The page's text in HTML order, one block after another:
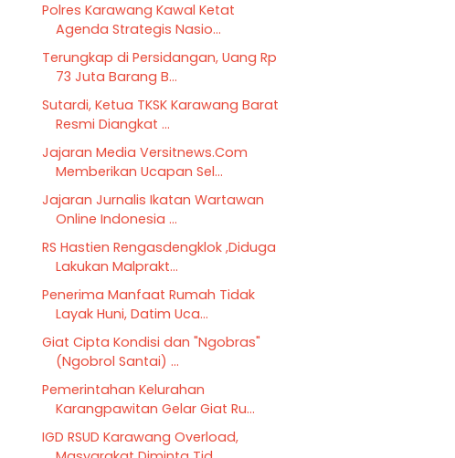
Polres Karawang Kawal Ketat
Agenda Strategis Nasio...
Terungkap di Persidangan, Uang Rp
73 Juta Barang B...
Sutardi, Ketua TKSK Karawang Barat
Resmi Diangkat ...
Jajaran Media Versitnews.Com
Memberikan Ucapan Sel...
Jajaran Jurnalis Ikatan Wartawan
Online Indonesia ...
RS Hastien Rengasdengklok ,Diduga
Lakukan Malprakt...
Penerima Manfaat Rumah Tidak
Layak Huni, Datim Uca...
Giat Cipta Kondisi dan "Ngobras"
(Ngobrol Santai) ...
Pemerintahan Kelurahan
Karangpawitan Gelar Giat Ru...
IGD RSUD Karawang Overload,